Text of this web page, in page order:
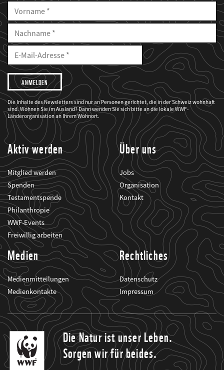
Vorname
Nachname
E-
Mailadresse
E-
Adresse
Ich
möchte,
dass
der
WWF
mich
über
seine
Projekte
informiert.
Die Inhalte des Newsletters sind nur an Personen gerichtet, die in der Schweiz wohnhaft
sind. Wohnen Sie im Ausland? Dann wenden Sie sich bitte an die lokale WWF-
Länderorganisation an Ihrem Wohnort.
Aktiv werden
Mitglied werden
Spenden
Testamentspende
Philanthropie
WWF-Events
Freiwillig arbeiten
Über uns
Jobs
Organisation
Kontakt
Medien
Medienmitteilungen
Medienkontakte
Rechtliches
Datenschutz
Impressum
Die Natur ist unser Leben.
Sorgen wir für beides.